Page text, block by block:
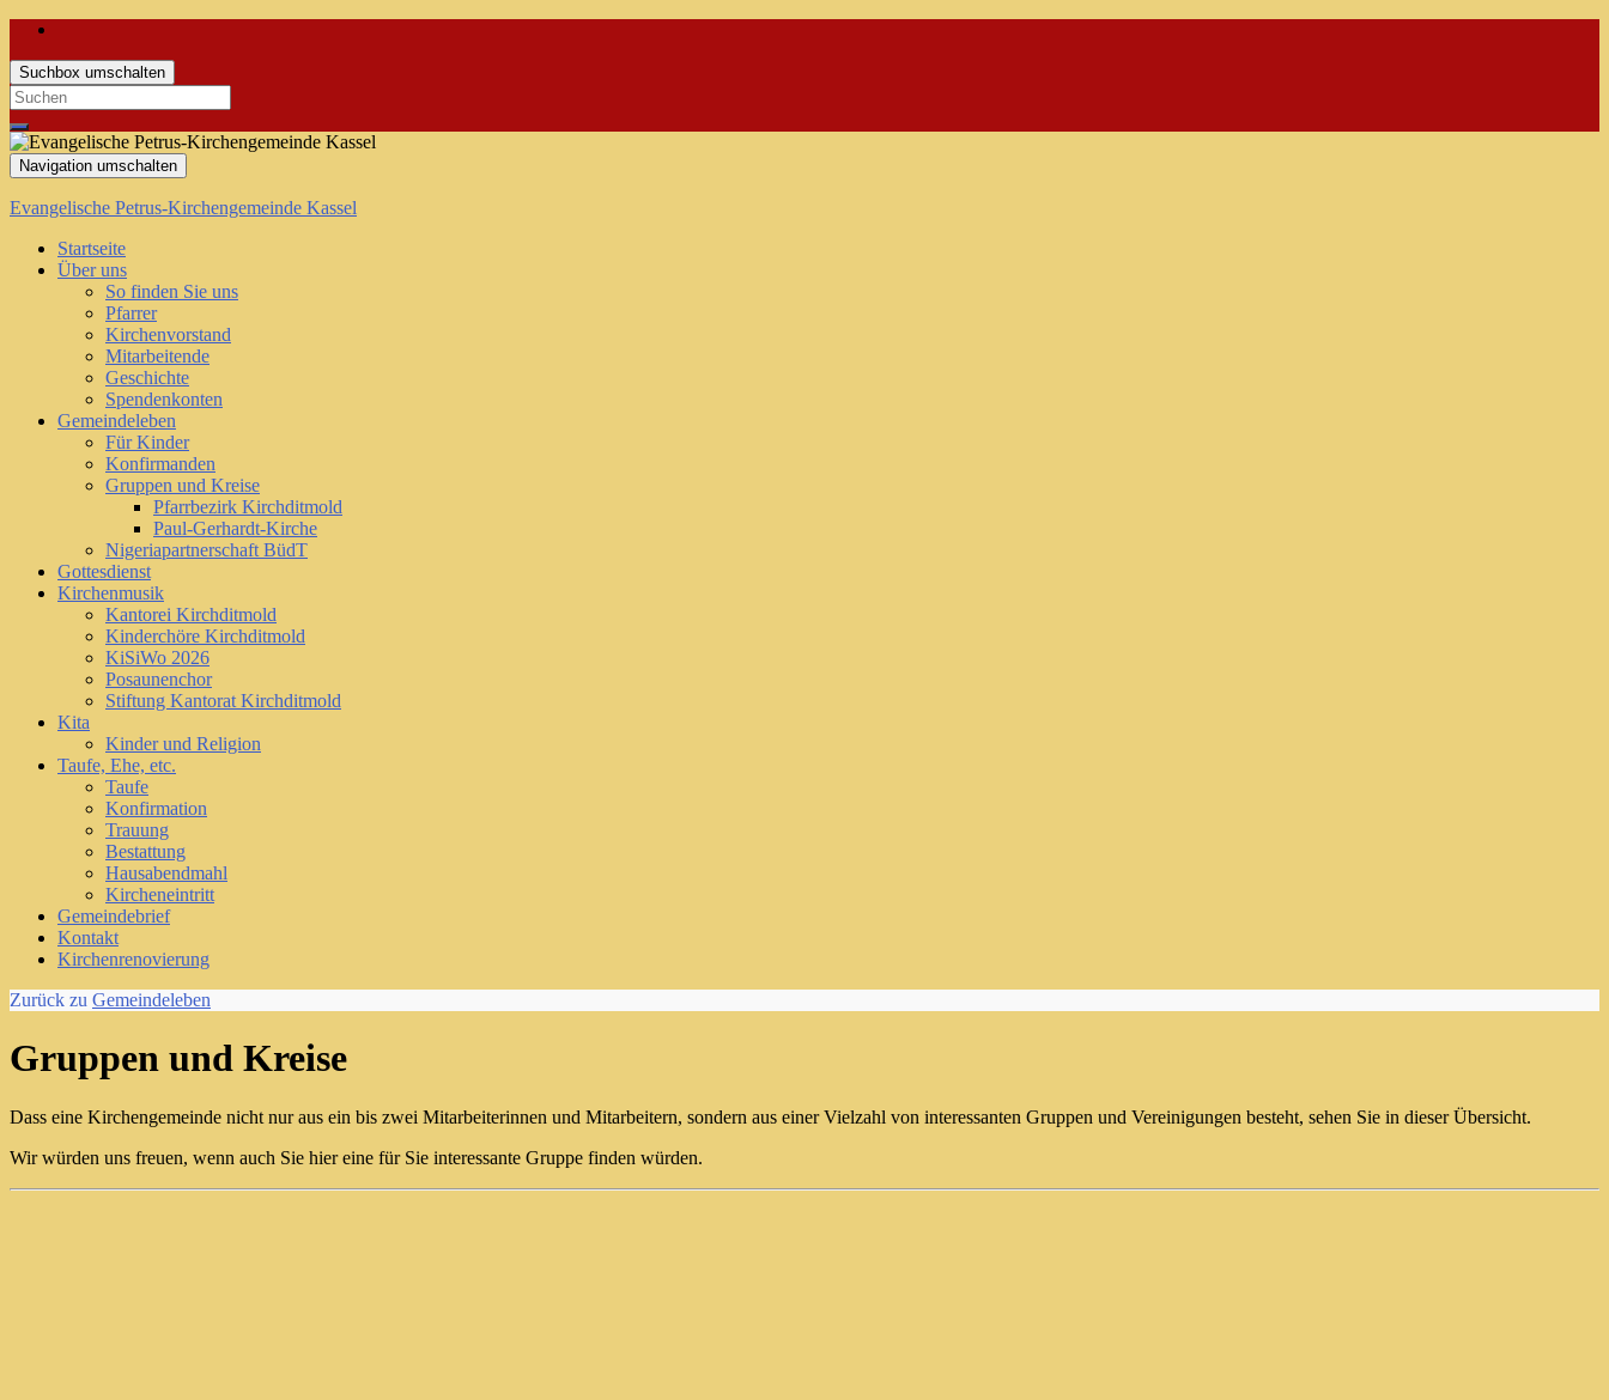
Suchbox umschalten
Search
for:
Navigation umschalten
Evangelische Petrus-Kirchengemeinde Kassel
Startseite
Über uns
So finden Sie uns
Pfarrer
Kirchenvorstand
Mitarbeitende
Geschichte
Spendenkonten
Gemeindeleben
Für Kinder
Konfirmanden
Gruppen und Kreise
Pfarrbezirk Kirchditmold
Paul-Gerhardt-Kirche
Nigeriapartnerschaft BüdT
Gottesdienst
Kirchenmusik
Kantorei Kirchditmold
Kinderchöre Kirchditmold
KiSiWo 2026
Posaunenchor
Stiftung Kantorat Kirchditmold
Kita
Kinder und Religion
Taufe, Ehe, etc.
Taufe
Konfirmation
Trauung
Bestattung
Hausabendmahl
Kircheneintritt
Gemeindebrief
Kontakt
Kirchenrenovierung
Zurück zu Gemeindeleben
Gruppen und Kreise
Dass eine Kirchengemeinde nicht nur aus ein bis zwei Mitarbeiterinnen und Mitarbeitern, sondern aus einer Vielzahl von interessanten Gruppen und Vereinigungen besteht, sehen Sie in dieser Übersicht.
Wir würden uns freuen, wenn auch Sie hier eine für Sie interessante Gruppe finden würden.